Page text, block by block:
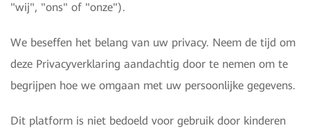
"wij", "ons" of "onze").
We beseffen het belang van uw privacy. Neem de tijd om
deze Privacyverklaring aandachtig door te nemen om te
begrijpen hoe we omgaan met uw persoonlijke gegevens.
Dit platform is niet bedoeld voor gebruik door kinderen